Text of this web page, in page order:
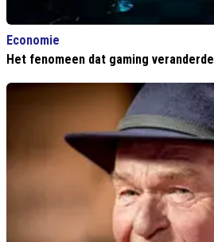
Economie
Het fenomeen dat gaming veranderde